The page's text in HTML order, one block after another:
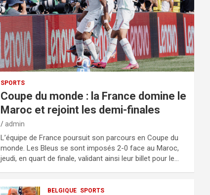
SPORTS
Coupe du monde : la France domine le
Maroc et rejoint les demi-finales
admin
L’équipe de France poursuit son parcours en Coupe du
monde. Les Bleus se sont imposés 2-0 face au Maroc,
jeudi, en quart de finale, validant ainsi leur billet pour le…
BELGIQUE SPORTS